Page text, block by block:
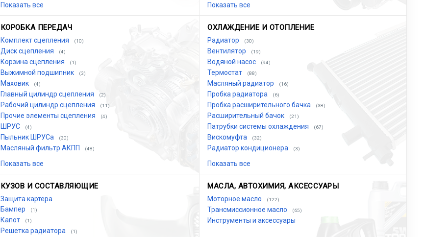
Показать все Показать все
КОРОБКА ПЕРЕДАЧ
Комплект сцепления (10)
Диск сцепления (4)
Корзина сцепления (1)
Выжимной подшипник (3)
Маховик (4)
Главный цилиндр сцепления (2)
Рабочий цилиндр сцепления (11)
Прочие элементы сцепления (4)
ШРУС (4)
Пыльник ШРУСа (30)
Масляный фильтр АКПП (48)
Показать все
ОХЛАЖДЕНИЕ И ОТОПЛЕНИЕ
Радиатор (30)
Вентилятор (19)
Водяной насос (94)
Термостат (88)
Масляный радиатор (16)
Пробка радиатора (6)
Пробка расширительного бачка (38)
Расширительный бачок (21)
Патрубки системы охлаждения (67)
Вискомуфта (32)
Радиатор кондиционера (3)
Показать все
КУЗОВ И СОСТАВЛЯЮЩИЕ
Защита картера
Бампер
(1)
Капот (1)
Решетка радиатора (1)
МАСЛА, АВТОХИМИЯ, АКСЕССУАРЫ
Моторное масло (122)
Трансмиссионное масло (65)
Инструменты и аксессуары